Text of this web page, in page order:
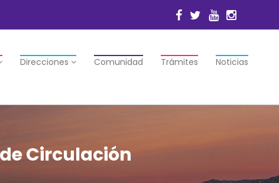
Direcciones Comunidad Trámites Noticias
Circulación